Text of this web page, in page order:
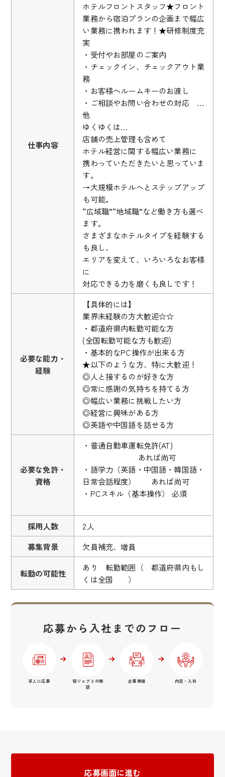
仕事内容
ホテルフロントスタッフ★フロント
業務から宿泊プランの企画まで幅広
い業務に携われます！★研修制度充
実
・受付やお部屋のご案内
・チェックイン、チェックアウト業
務
・お客様へルームキーのお渡し
・ご相談やお問い合わせの対応 …
他
ゆくゆくは…
店舗の売上管理も含めて
ホテル経営に関する幅広い業務に
携わっていただきたいと思っていま
す。
→大規模ホテルへとステップアップ
も可能。
“広域職”“地域職”など働き方も選べ
ます。
さまざまなホテルタイプを経験する
も良し、
エリアを変えて、いろいろなお客様
に
対応できる力を磨くも良しです！
必要な能力・
経験
【具体的には】
業界未経験の方大歓迎☆☆
・都道府県内転勤可能な方
(全国転勤可能な方も歓迎)
・基本的なPC操作が出来る方
★以下のような方、特に大歓迎！
◎人と接するのが好きな方
◎常に感謝の気持ちを持てる方
◎幅広い業務に挑戦したい方
◎経営に興味がある方
◎英語や中国語を話せる方
必要な免許・
資格
・普通自動車運転免許(AT)
あれば尚可
・語学力（英語・中国語・韓国語・
日常会話程度） あれば尚可
・PCスキル（基本操作） 必須
採用人数
2人
募集背景
欠員補充、増員
転勤の可能性
あり 転勤範囲（ 都道府県内もし
くは全国 ）
応募から入社までのフロー
求人に応募
宿ジョブとの面
談
企業面接 内定・入社
応募画面に進む